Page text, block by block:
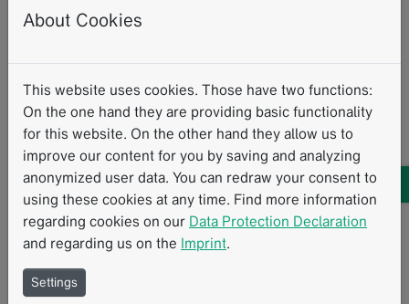
AACI CRI 2026
06.2026
18. Jährliches AACI Clinical Research Innovation
Meeting
Read more
About Cookies
This website uses cookies. Those have two functions:
On the one hand they are providing basic functionality
for this website. On the other hand they allow us to
improve our content for you by saving and analyzing
anonymized user data. You can redraw your consent to
using these cookies at any time. Find more information
regarding cookies on our Data Protection Declaration
and regarding us on the Imprint.
Settings